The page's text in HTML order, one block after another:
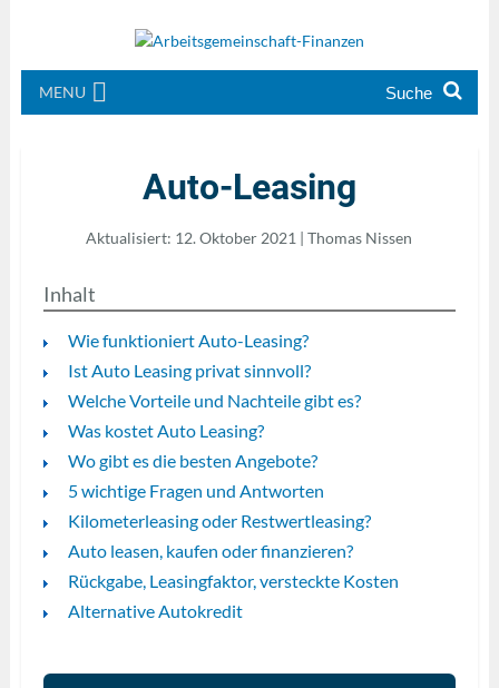
MENU
Auto-Leasing
Aktualisiert: 12. Oktober 2021 | Thomas Nissen
Inhalt
Wie funktioniert Auto-Leasing?
Ist Auto Leasing privat sinnvoll?
Welche Vorteile und Nachteile gibt es?
Was kostet Auto Leasing?
Wo gibt es die besten Angebote?
5 wichtige Fragen und Antworten
Kilometerleasing oder Restwertleasing?
Auto leasen, kaufen oder finanzieren?
Rückgabe, Leasingfaktor, versteckte Kosten
Alternative Autokredit